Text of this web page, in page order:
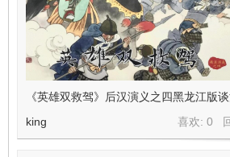
《英雄双救驾》后汉演义之四黑龙江版
喜欢: 0
king